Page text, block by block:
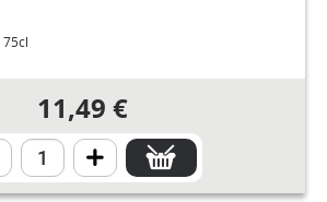
75cl
11,49 €